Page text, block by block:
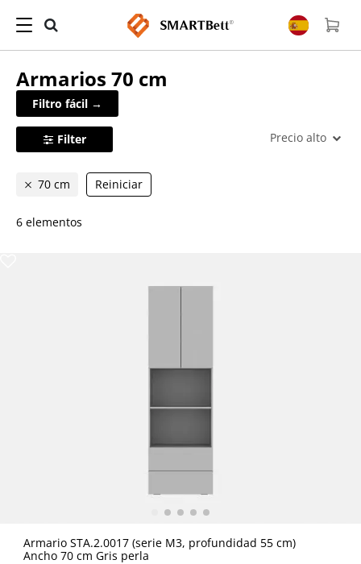
Armarios 70 cm
Filtro fácil →
Filter Precio alto
70 cm Reiniciar
6 elementos
Armario STA.2.0017 (serie M3, profundidad 55 cm)
Ancho 70 cm Gris perla